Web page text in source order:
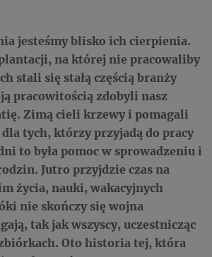
jesteśmy blisko ich cierpienia.
na której nie pracowaliby
stali się stałą częścią branży
pracowitością zdobyli nasz
Zimą cieli krzewy i pomagali
tych, którzy przyjadą do pracy
to była pomoc w sprowadzeniu i
Jutro przyjdzie czas na
życia, nauki, wakacyjnych
nie skończy się wojna
tak jak wszyscy, uczestnicząc
Oto historia tej, która